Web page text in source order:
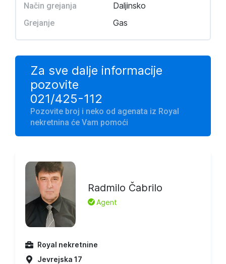
Način grejanja Daljinsko
Grejanje Gas
Za sve dalje informacije
pozovite
021/425-112
Pozovite broj i neko od agenata iz Royal
nekretnina će Vam pomoći
Radmilo Čabrilo
L Agent
Royal nekretnine
Jevrejska 17